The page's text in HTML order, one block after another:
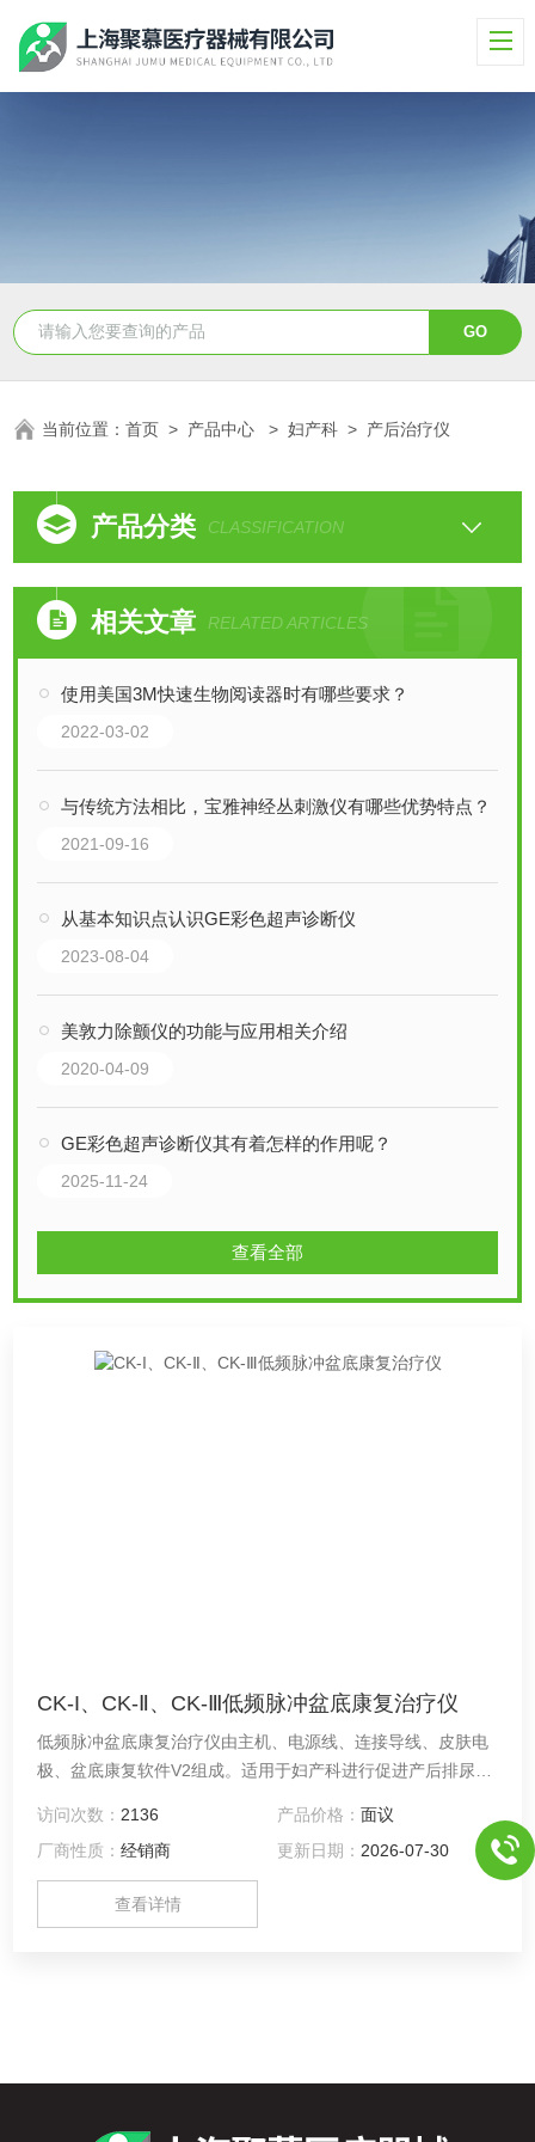
当前位置：首页 > 产品中心 >妇产科 > 产后治疗仪
产品分类 CLASSIFICATION
相关文章 RELATED ARTICLES
使用美国3M快速生物阅读器时有哪些要求？
2022-03-02
与传统方法相比，宝雅神经丛刺激仪有哪些优势特点？
2021-09-16
从基本知识点认识GE彩色超声诊断仪
2023-08-04
美敦力除颤仪的功能与应用相关介绍
2020-04-09
GE彩色超声诊断仪其有着怎样的作用呢？
2025-11-24
查看全部
CK-I、CK-Ⅱ、CK-Ⅲ低频脉冲盆底康复治疗仪
低频脉冲盆底康复治疗仪由主机、电源线、连接导线、皮肤电
极、盆底康复软件V2组成。适用于妇产科进行促进产后排尿、
访问次数： 2136 产品价格： 面议
厂商性质：经销商 更新日期： 2026-07-30
查看详情